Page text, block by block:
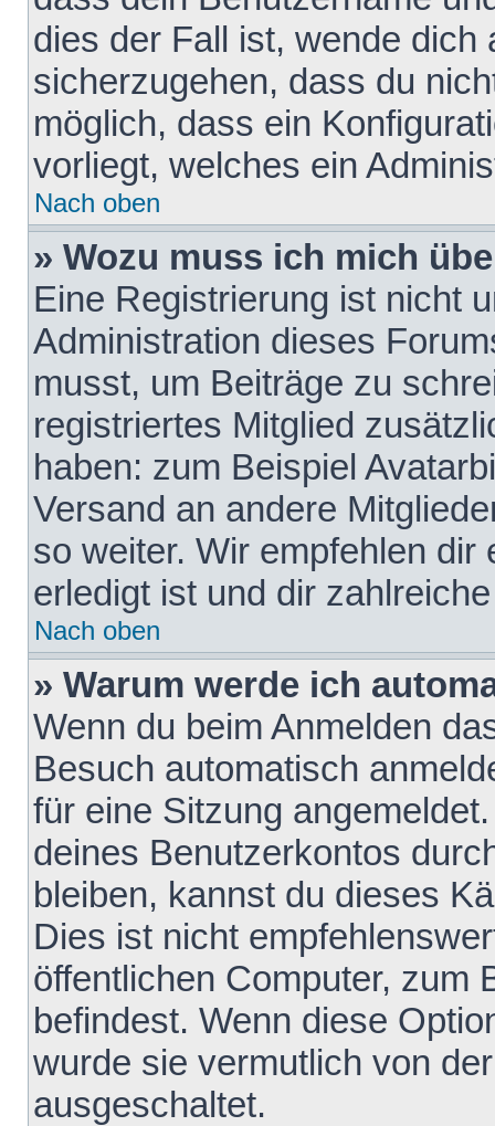
dies der Fall ist, wende dich
sicherzugehen, dass du
möglich, dass ein
vorliegt, welches ein
Nach oben
» Wozu muss ich mich
Eine Registrierung ist nicht
Administration dieses
musst, um Beiträge zu
registriertes Mitglied
haben: zum Beispiel
Versand an andere
so weiter. Wir empfehlen
erledigt ist und dir
Nach oben
» Warum werde ich
Wenn du beim Anmelden
Besuch automatisch
für eine Sitzung
deines Benutzerkontos
bleiben, kannst du dieses
Dies ist nicht
öffentlichen Computer, zum
befindest. Wenn diese
wurde sie vermutlich von
ausgeschaltet.